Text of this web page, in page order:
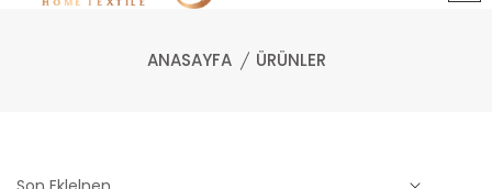
ANASAYFA ÜRÜNLER